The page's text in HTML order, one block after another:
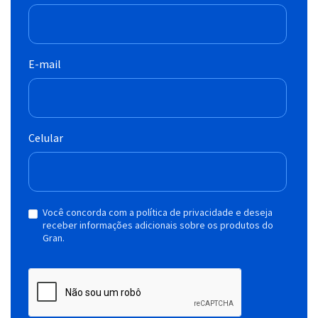
E-mail
Celular
Você concorda com a política de privacidade e deseja
receber informações adicionais sobre os produtos do
Gran.